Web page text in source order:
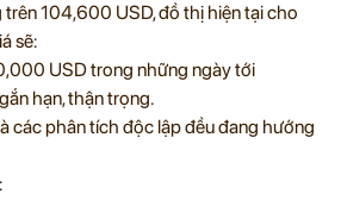
104,600 USD, đồ thị hiện tại cho
sẽ:
USD trong những ngày tới
hạn, thận trọng.
các phân tích độc lập đều đang hướng